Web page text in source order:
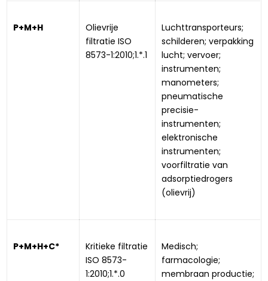
P+M+H
Olievrije
filtratie ISO
8573-1:2010;1.*.1
Luchttransporteurs;
schilderen; verpakking
lucht; vervoer;
instrumenten;
manometers;
pneumatische
precisie-
instrumenten;
elektronische
instrumenten;
voorfiltratie van
adsorptiedrogers
(olievrij)
P+M+H+C*
Kritieke filtratie
ISO 8573-
1:2010;1.*.0
Medisch;
farmacologie;
membraan productie;